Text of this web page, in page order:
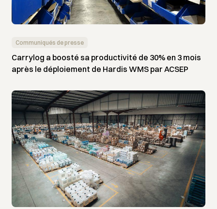
Communiqués de presse
Carrylog a boosté sa productivité de 30% en 3 mois
après le déploiement de Hardis WMS par ACSEP